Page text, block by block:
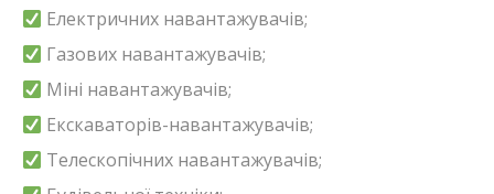
Електричних навантажувачів;
Газових навантажувачів;
Міні навантажувачів;
Екскаваторів-навантажувачів;
Телескопічних навантажувачів;